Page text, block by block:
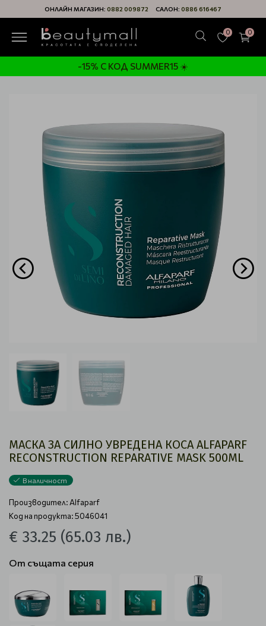
ОНЛАЙН МАГАЗИН: 0882 009872 САЛОН: 0886 616467
0 0
-15% С КОД SUMMER15 ☀️
МАСКА ЗА СИЛНО УВРЕДЕНА КОСА ALFAPARF
RECONSTRUCTION REPARATIVE MASK 500ML
В наличност
Производител: Alfaparf
Код на продукта: 5046041
€ 33.25 (65.03 лв.)
От същата серия